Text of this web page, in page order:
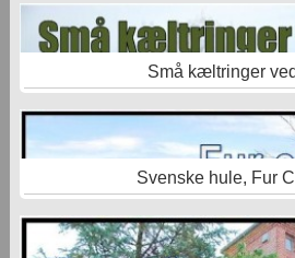
Små kæltringer
Svenske hule, Fur